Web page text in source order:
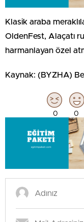
Klasik araba
OldenFest, Alaçatı
harmanlayan özel
Kaynak: (BYZHA)
0 0